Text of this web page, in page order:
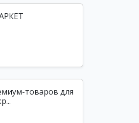
товаров для